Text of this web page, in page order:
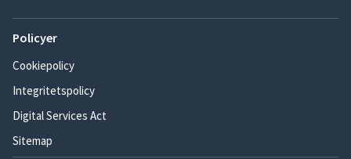
Policyer
Cookiepolicy
Integritetspolicy
Digital Services Act
Sitemap